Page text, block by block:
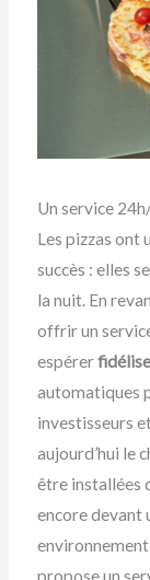
Un service
Les pizzas ont
succès : elles
la nuit. En
offrir un
espérer
automatiques
investisseurs
aujourd’hui le
être installées
encore devant
environnement